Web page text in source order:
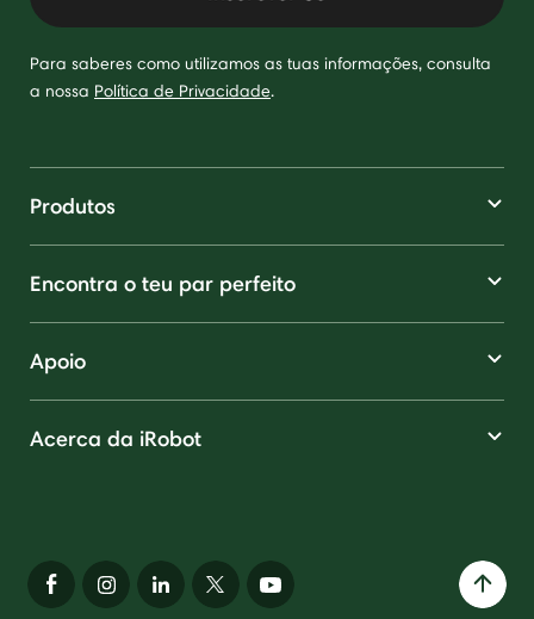
Para saberes como utilizamos as tuas informações, consulta
a nossa Política de Privacidade.
Produtos
Encontra o teu par perfeito
Apoio
Acerca da iRobot